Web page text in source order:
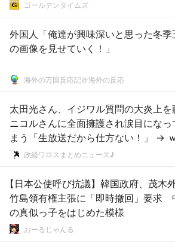
ゴールデンタイムズ
外国人「俺達が興味深いと思った冬季
の画像を見せていく！」
海外の万国反応記＠海外の反応
太田光さん、イジワル質問の大炎上を
ニコルさんに全面擁護され涙目になっ
まう「生放送だから仕方ない！」 →
ｗｗｗｗｗｗｗｗｗｗｗｗｗｗ
政経ワロスまとめニュース♪
【日本公使呼び抗議】韓国政府、茂木
竹島領有権主張に「即時撤回」要求
の真似っ子をはじめた模様
おーるじゃんる